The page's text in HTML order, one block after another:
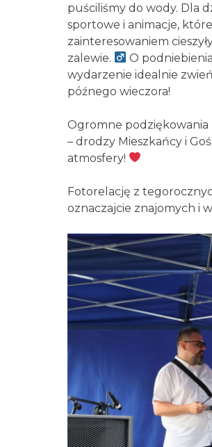
puściliśmy do wody. Dla
sportowe i animacje,
zainteresowaniem
zalewie. ‍
O
wydarzenie idealnie
późnego wieczora!
Ogromne podziękowania
– drodzy Mieszkańcy i
atmosfery!
Fotorelację z
oznaczajcie znajomych i